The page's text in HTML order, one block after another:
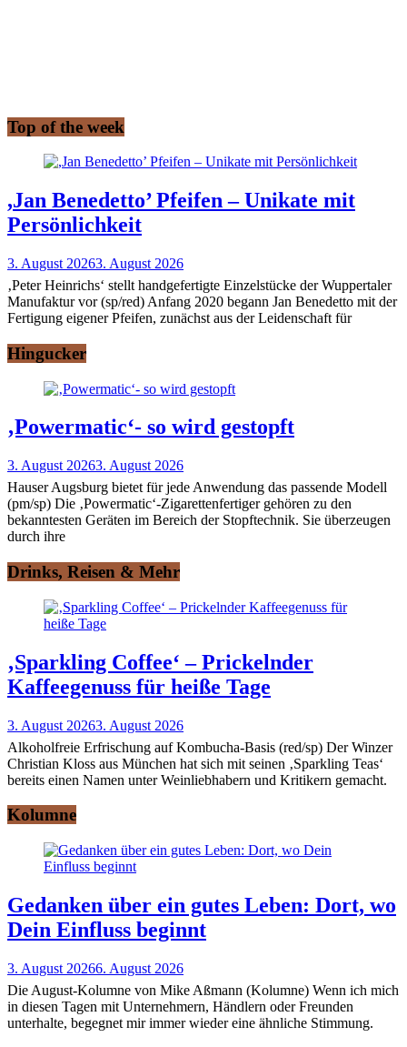
Top of the week
,Jan Benedetto’ Pfeifen – Unikate mit
Persönlichkeit
3. August 20263. August 2026
‚Peter Heinrichs‘ stellt handgefertigte Einzelstücke der Wuppertaler
Manufaktur vor (sp/red) Anfang 2020 begann Jan Benedetto mit der
Fertigung eigener Pfeifen, zunächst aus der Leidenschaft für
Hingucker
‚Powermatic‘- so wird gestopft
3. August 20263. August 2026
Hauser Augsburg bietet für jede Anwendung das passende Modell
(pm/sp) Die ‚Powermatic‘-Zigarettenfertiger gehören zu den
bekanntesten Geräten im Bereich der Stopftechnik. Sie überzeugen
durch ihre
Drinks, Reisen & Mehr
‚Sparkling Coffee‘ – Prickelnder
Kaffeegenuss für heiße Tage
3. August 20263. August 2026
Alkoholfreie Erfrischung auf Kombucha-Basis (red/sp) Der Winzer
Christian Kloss aus München hat sich mit seinen ‚Sparkling Teas‘
bereits einen Namen unter Weinliebhabern und Kritikern gemacht.
Kolumne
Gedanken über ein gutes Leben: Dort, wo
Dein Einfluss beginnt
3. August 20266. August 2026
Die August-Kolumne von Mike Aßmann (Kolumne) Wenn ich mich
in diesen Tagen mit Unternehmern, Händlern oder Freunden
unterhalte, begegnet mir immer wieder eine ähnliche Stimmung.